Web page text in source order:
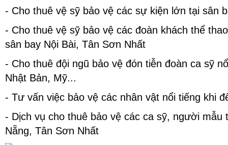
- Cho thuê vệ sỹ bảo vệ các sự kiện lớn tại sân
- Cho thuê vệ sỹ bảo vệ các đoàn khách thể
sân bay Nội Bài, Tân Sơn Nhất
- Cho thuê đội ngũ bảo vệ đón tiễn đoàn ca sỹ
Nhật Bản, Mỹ...
- Tư vấn việc bảo vệ các nhân vật nổi tiếng khi
- Dịch vụ cho thuê bảo vệ các ca sỹ, người mẫu
Nẵng, Tân Sơn Nhất